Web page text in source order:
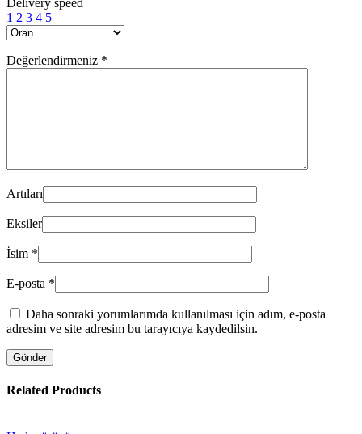
Delivery speed
1 2 3 4 5
Değerlendirmeniz *
Artıları
Eksiler
İsim *
E-posta *
Daha sonraki yorumlarımda kullanılması için adım, e-posta
adresim ve site adresim bu tarayıcıya kaydedilsin.
Related Products